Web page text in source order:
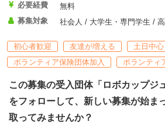
必要経費
無料
募集対象
社会人 / 大学生・専門学生 /
初心者歓迎 友達が増える
土日中心
ボランティア保険団体加入
ボランティ
この募集の受入団体「ロボカップジ
をフォローして、新しい募集が始ま
取ってみませんか？